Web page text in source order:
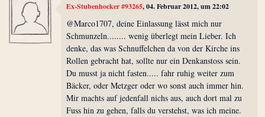
Ex-Stubenhocker #93265, 04. Februar 2012, um 22:02
@Marco1707, deine Einlassung lässt mich nur
Schmunzeln........ wenig überlegt mein Lieber. Ich
denke, das was Schnuffelchen da von der Kirche ins
Rollen gebracht hat, sollte nur ein Denkanstoss sein.
Du musst ja nicht fasten..... fahr ruhig weiter zum
Bäcker, oder Metzger oder wo sonst auch immer hin.
Mir machts auf jedenfall nichs aus, auch dort mal zu
Fuss hin zu gehen, falls du verstehst, was ich meine.